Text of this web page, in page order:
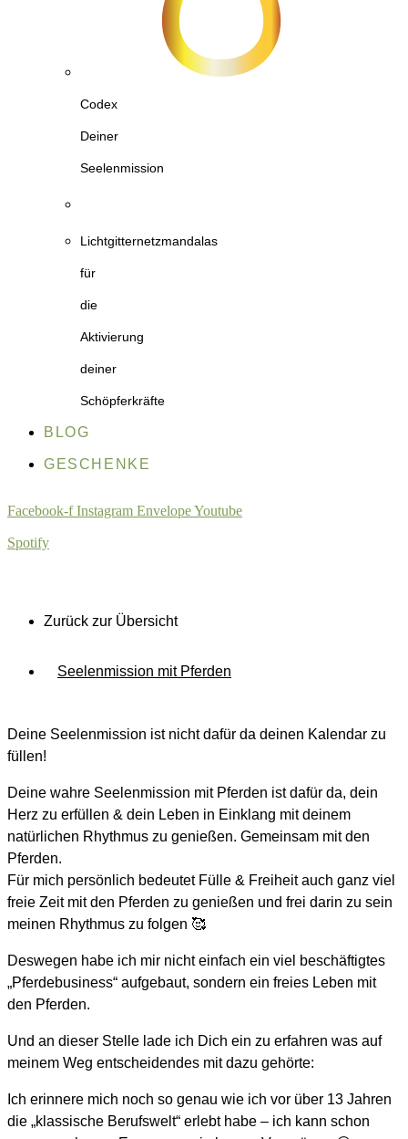
Codex
Deiner
Seelenmission
Lichtgitternetzmandalas
für
die
Aktivierung
deiner
Schöpferkräfte
BLOG
GESCHENKE
Facebook-f Instagram EnvelopeYoutube
Spotify
Zurück zur Übersicht
Seelenmission mit Pferden
Deine Seelenmission ist nicht dafür da deinen Kalendar zu
füllen!
Deine wahre Seelenmission mit Pferden ist dafür da, dein
Herz zu erfüllen & dein Leben in Einklang mit deinem
natürlichen Rhythmus zu genießen. Gemeinsam mit den
Pferden.
Für mich persönlich bedeutet Fülle & Freiheit auch ganz viel
freie Zeit mit den Pferden zu genießen und frei darin zu sein
meinen Rhythmus zu folgen 🥰
Deswegen habe ich mir nicht einfach ein viel beschäftigtes
„Pferdebusiness“ aufgebaut, sondern ein freies Leben mit
den Pferden.
Und an dieser Stelle lade ich Dich ein zu erfahren was auf
meinem Weg entscheidendes mit dazu gehörte:
Ich erinnere mich noch so genau wie ich vor über 13 Jahren
die „klassische Berufswelt“ erlebt habe – ich kann schon